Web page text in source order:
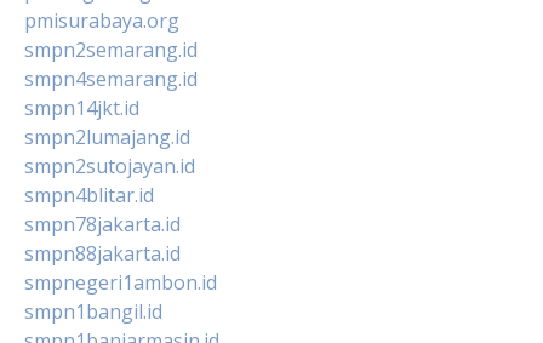
pmisurabaya.org
smpn2semarang.id
smpn4semarang.id
smpn14jkt.id
smpn2lumajang.id
smpn2sutojayan.id
smpn4blitar.id
smpn78jakarta.id
smpn88jakarta.id
smpnegeri1ambon.id
smpn1bangil.id